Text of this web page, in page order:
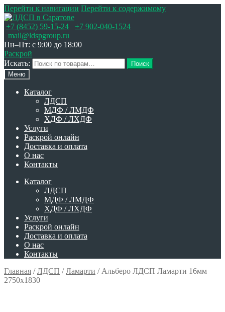
Перейти к навигации Перейти к содержимому
+7 (8452) 59-15-24
+7 902-040-1524
mail@ldspgroup.ru
Пн–Пт: с 9:00 до 18:00
Раскрой
Искать:
Поиск
Меню
Каталог
ЛДСП
МДФ / ЛМДФ
ХДФ / ЛХДФ
Услуги
Раскрой онлайн
Доставка и оплата
О нас
Контакты
Каталог
ЛДСП
МДФ / ЛМДФ
ХДФ / ЛХДФ
Услуги
Раскрой онлайн
Доставка и оплата
О нас
Контакты
Главная /ЛДСП /Ламарти / Альберо ЛДСП Ламарти 16мм
2750х1830